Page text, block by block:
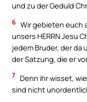
und zu der Geduld
6 Wir gebieten euch
unsers HERRN Jesu
jedem Bruder, der
der Satzung, die er
7 Denn ihr wisset,
sind nicht